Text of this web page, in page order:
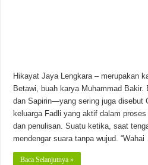
Hikayat Jaya Lengkara – merupakan
Betawi, buah karya Muhammad
dan Sapirin—yang sering juga disebut
keluarga Fadli yang aktif dalam
dan penulisan. Suatu ketika, saat
mendengar suara tanpa wujud.
Baca Selanjutnya »